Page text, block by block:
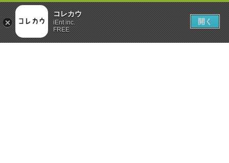
コレカウ
iEnt inc.
FREE
開く